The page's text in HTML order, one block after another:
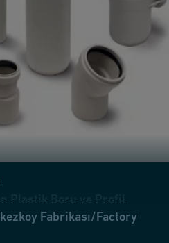
Plastik Boru ve Profil
Fabrikası/Factory